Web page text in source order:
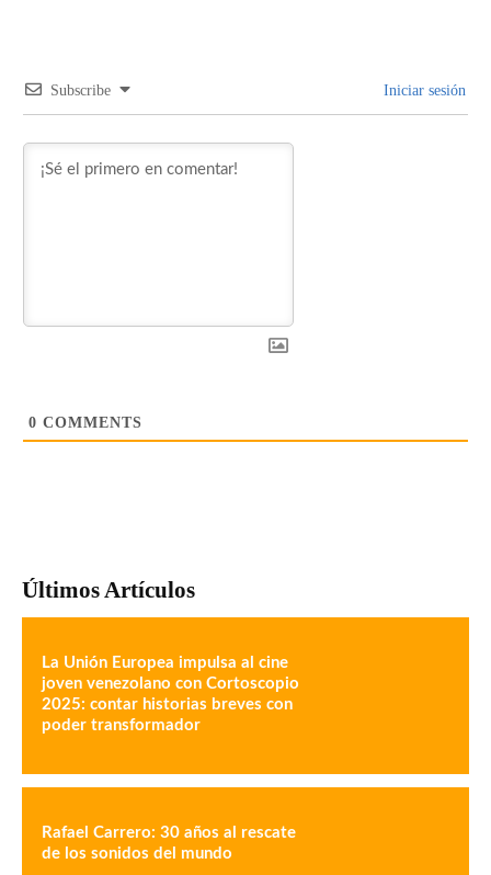
Subscribe Iniciar sesión
0 COMMENTS
Últimos Artículos
La Unión Europea impulsa al cine
joven venezolano con Cortoscopio
2025: contar historias breves con
poder transformador
Rafael Carrero: 30 años al rescate
de los sonidos del mundo